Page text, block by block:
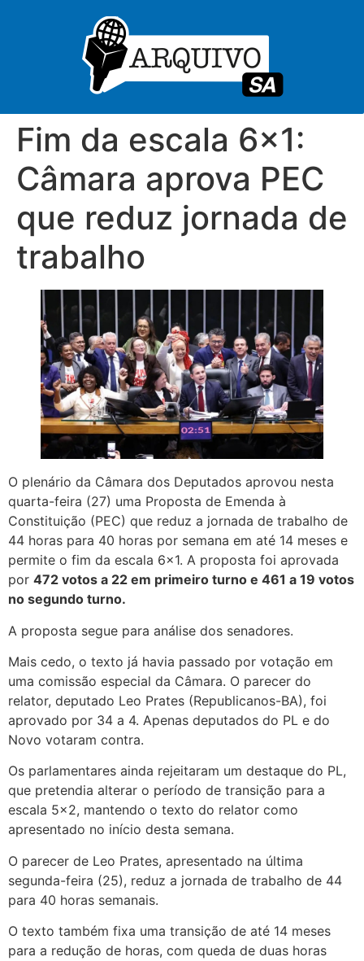
Fim da escala 6×1:
Câmara aprova PEC
que reduz jornada de
trabalho
O plenário da Câmara dos Deputados aprovou nesta
quarta-feira (27) uma Proposta de Emenda à
Constituição (PEC) que reduz a jornada de trabalho de
44 horas para 40 horas por semana em até 14 meses e
permite o fim da escala 6×1. A proposta foi aprovada
por 472 votos a 22 em primeiro turno e 461 a 19 votos
no segundo turno.
A proposta segue para análise dos senadores.
Mais cedo, o texto já havia passado por votação em
uma comissão especial da Câmara. O parecer do
relator, deputado Leo Prates (Republicanos-BA), foi
aprovado por 34 a 4. Apenas deputados do PL e do
Novo votaram contra.
Os parlamentares ainda rejeitaram um destaque do PL,
que pretendia alterar o período de transição para a
escala 5×2, mantendo o texto do relator como
apresentado no início desta semana.
O parecer de Leo Prates, apresentado na última
segunda-feira (25), reduz a jornada de trabalho de 44
para 40 horas semanais.
O texto também fixa uma transição de até 14 meses
para a redução de horas, com queda de duas horas